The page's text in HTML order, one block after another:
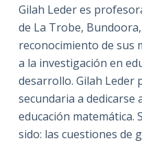
Gilah Leder es
de La Trobe,
reconocimiento de sus
a la investigación en
desarrollo. Gilah Leder
secundaria a dedicarse
educación matemática.
sido: las cuestiones de